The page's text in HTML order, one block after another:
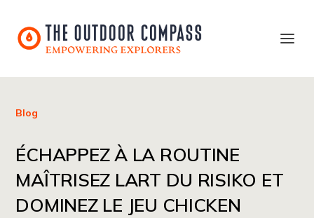
Blog
ÉCHAPPEZ À LA ROUTINE
MAÎTRISEZ LART DU RISIKO ET
DOMINEZ LE JEU CHICKEN